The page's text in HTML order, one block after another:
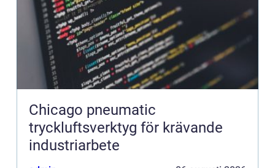
Chicago pneumatic
tryckluftsverktyg för krävande
industriarbete